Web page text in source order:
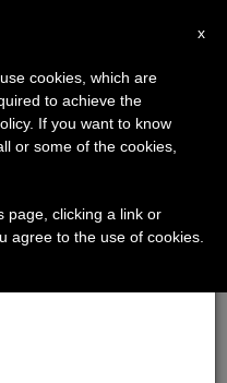
alienta
«Comunidad
(en Villa
×
haremos la pausa
periodo de verano
y también el
x
cookies, which are
to achieve the
If you want to know
or some of the cookies,
page, clicking a link or
agree to the use of cookies.